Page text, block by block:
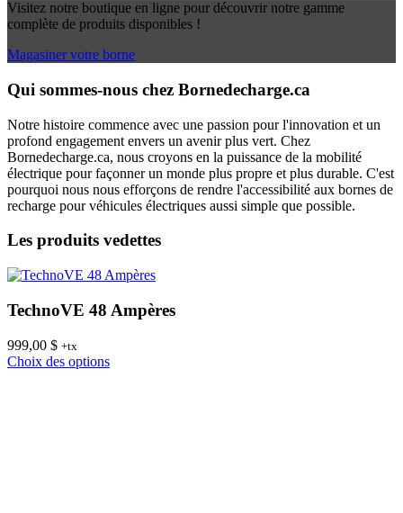
Visitez notre boutique en ligne pour découvrir notre gamme
complète de produits disponibles !
Magasiner votre borne
Qui sommes-nous chez Bornedecharge.ca
Notre histoire commence avec une passion pour l'innovation et un
profond engagement envers un avenir plus vert. Chez
Bornedecharge.ca, nous croyons en la puissance de la mobilité
électrique pour façonner un monde plus propre et plus durable. C'est
pourquoi nous nous efforçons de rendre l'accessibilité aux bornes de
recharge pour véhicules électriques aussi simple que possible.
Les produits vedettes
TechnoVE 48 Ampères
999,00 $ +tx
Choix des optionsCe